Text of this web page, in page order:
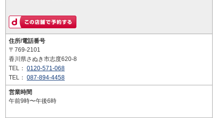
住所/電話番号
〒769-2101
香川県さぬき市志度620-8
TEL： 0120-571-068
TEL： 087-894-4458
営業時間
午前9時〜午後6時